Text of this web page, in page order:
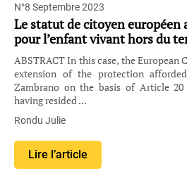
N°8 Septembre 2023
Le statut de citoyen
pour l’enfant vivant hors du
ABSTRACT In this case, the European
extension of the protection
Zambrano on the basis of Article
having resided ...
Rondu Julie
Lire l’article